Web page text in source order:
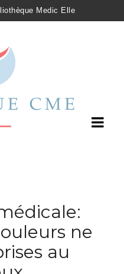
Medic Elle
ne
au